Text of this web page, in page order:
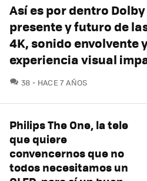
Así es por dentro
presente y futuro de
4K, sonido envolvente
experiencia visual
38 COMENTARIOS
HACE 7 AÑOS
Philips The One, la tele
que quiere
convencernos que no
todos necesitamos un